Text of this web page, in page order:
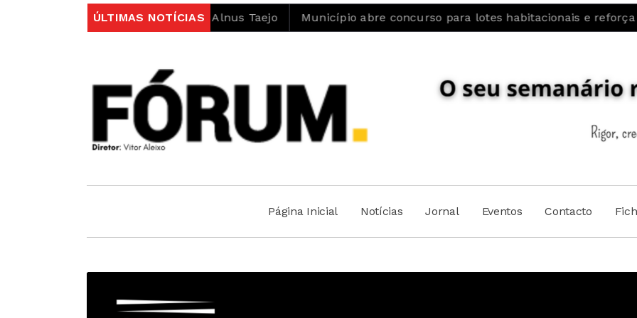
ÚLTIMAS NOTÍCIAS
âmbito do projeto LIFE Alnus Taejo Município abre concurso para lotes habitacionais e reforça aposta na
Página Inicial Notícias Jornal Eventos Contacto